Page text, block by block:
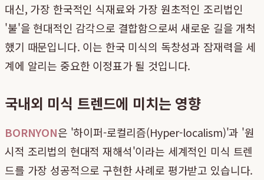
대신, 가장 한국적인 식재료와 가장 원초적인 조리법인
'불'을 현대적인 감각으로 결합함으로써 새로운 길을 개척
했기 때문입니다. 이는 한국 미식의 독창성과 잠재력을 세
계에 알리는 중요한 이정표가 될 것입니다.
국내외 미식 트렌드에 미치는 영향
BORNYON은 '하이퍼-로컬리즘(Hyper-localism)'과 '원
시적 조리법의 현대적 재해석'이라는 세계적인 미식 트렌
드를 가장 성공적으로 구현한 사례로 평가받고 있습니다.